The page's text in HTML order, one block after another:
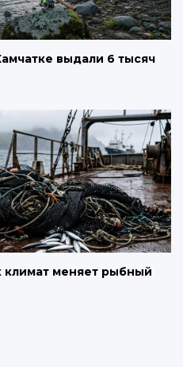
выдали 6 тысяч
климат меняет рыбный